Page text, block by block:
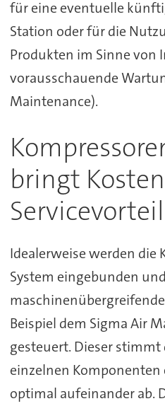
für eine eventuelle
Station oder für die
Produkten im Sinne von
vorausschauende
Maintenance).
bringt
Servicevorteil
Idealerweise werden die
System eingebunden
Beispiel dem Sigma Air
gesteuert. Dieser stimmt
einzelnen
optimal aufeinander ab.